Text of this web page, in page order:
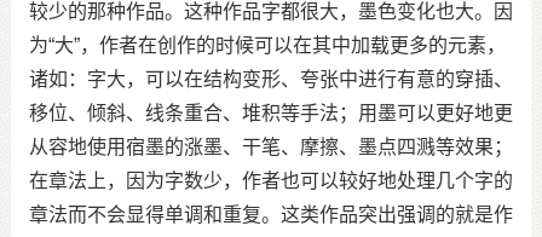
较少的那种作品。这种作品字都很大，墨色变化也大。因
为“大”，作者在创作的时候可以在其中加载更多的元素，
诸如：字大，可以在结构变形、夸张中进行有意的穿插、
移位、倾斜、线条重合、堆积等手法；用墨可以更好地更
从容地使用宿墨的涨墨、干笔、摩擦、墨点四溅等效果；
在章法上，因为字数少，作者也可以较好地处理几个字的
章法而不会显得单调和重复。这类作品突出强调的就是作